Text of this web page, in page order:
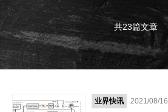
共23篇文章
业界快讯 2021/08/16